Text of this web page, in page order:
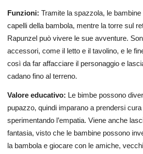
Funzioni: Tramite la spazzola, le
capelli della bambola, mentre la torre sul
Rapunzel può vivere le sue avventure.
accessori, come il letto e il tavolino, e le
così da far affacciare il personaggio e
cadano fino al terreno.
Valore educativo: Le bimbe possono
pupazzo, quindi imparano a prendersi
sperimentando l’empatia. Viene anche
fantasia, visto che le bambine possono
la bambola e giocare con le amiche,